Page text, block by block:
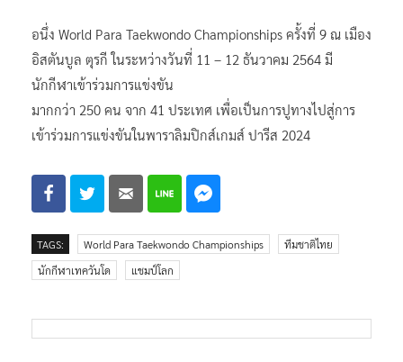
อนึ่ง World Para Taekwondo Championships ครั้งที่ 9 ณ เมือง
อิสตันบูล ตุรกี ในระหว่างวันที่ 11 – 12 ธันวาคม 2564 มี
นักกีฬาเข้าร่วมการแข่งขัน
มากกว่า 250 คน จาก 41 ประเทศ เพื่อเป็นการปูทางไปสู่การ
เข้าร่วมการแข่งขันในพาราลิมปิกส์เกมส์ ปารีส 2024
TAGS: World Para Taekwondo Championships
ทีมชาติไทย
นักกีฬาเทควันโด
แชมป์โลก